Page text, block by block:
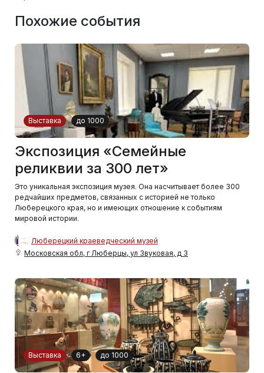
Похожие события
Выставка до 1000
Экспозиция «Семейные
реликвии за 300 лет»
Это уникальная экспозиция музея. Она насчитывает более 300
редчайших предметов, связанных с историей не только
Люберецкого края, но и имеющих отношение к событиям
мировой истории.
Люберецкий краеведческий музей
Московская обл, г Люберцы, ул Звуковая, д 3
Выставка 6+ до 1000